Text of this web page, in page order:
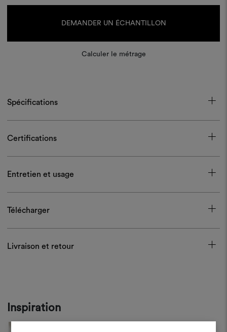
DEMANDER UN ÉCHANTILLON
Calculer le métrage
Spécifications
Certifications
Entretien et usage
Télécharger
Livraison et retour
Inspiration